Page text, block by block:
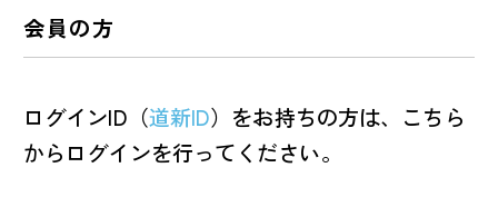
会員の方
ログインID（道新ID）をお持ちの方は、こちら
からログインを行ってください。